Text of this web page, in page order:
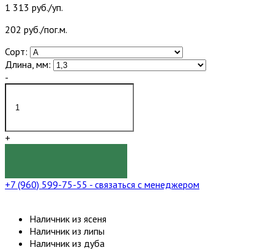
1 313 руб./уп.
202 руб./пог.м.
Сорт:
Длина, мм:
-
+
+7 (960) 599-75-55 - связаться с менеджером
Наличник из ясеня
Наличник из липы
Наличник из дуба